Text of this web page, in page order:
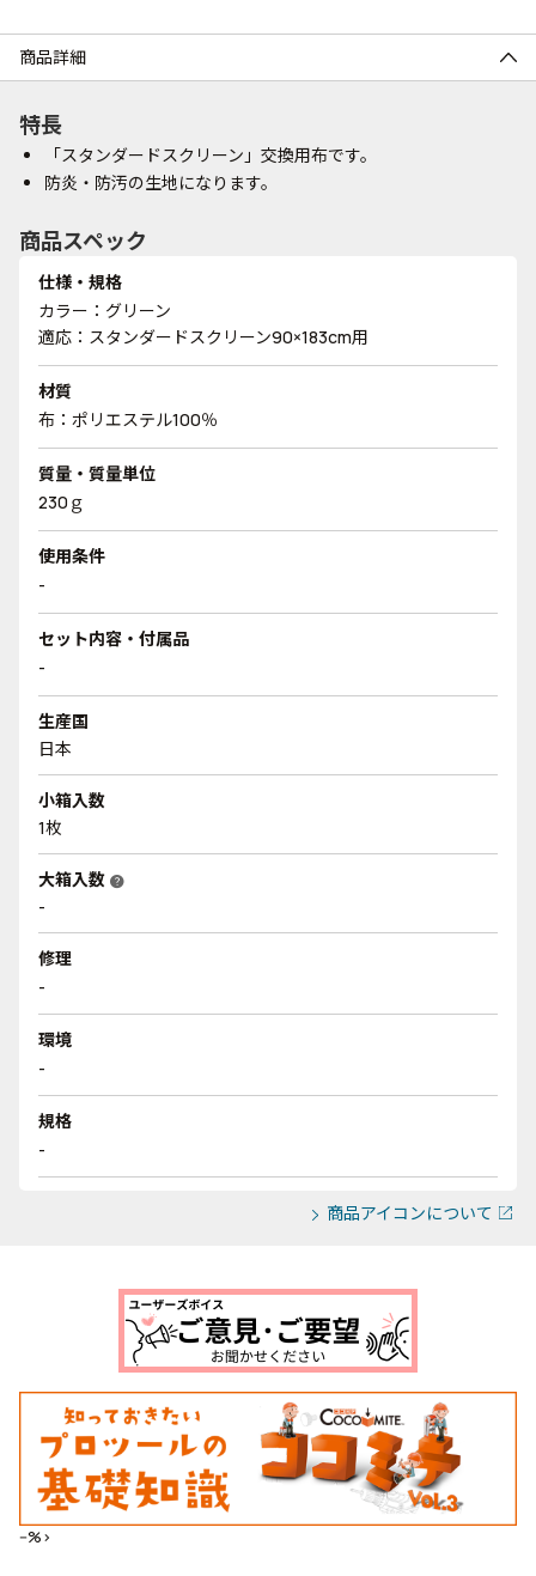
商品詳細
特長
「スタンダードスクリーン」交換用布です。
防炎・防汚の生地になります。
商品スペック
仕様・規格
カラー：グリーン
適応：スタンダードスクリーン90×183cm用
材質
布：ポリエステル100％
質量・質量単位
230ｇ
使用条件
-
セット内容・付属品
-
生産国
日本
小箱入数
1枚
大箱入数 help
-
修理
-
環境
-
規格
-
商品アイコンについて
--%>